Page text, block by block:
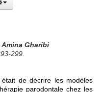
Gharibi
299.
de décrire les modèles
parodontale chez les